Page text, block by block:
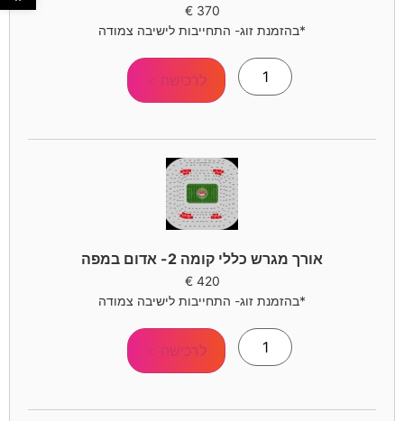
370
€
*בהזמנת זוג- התחייבות לישיבה צמודה
לרכישה >
אורך מגרש כללי קומה 2- אדום במפה
420
€
*בהזמנת זוג- התחייבות לישיבה צמודה
לרכישה >